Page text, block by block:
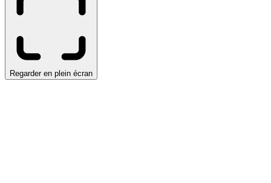
Regarder en plein écran